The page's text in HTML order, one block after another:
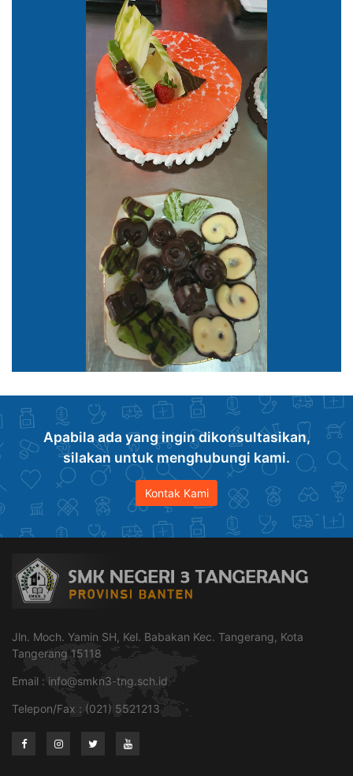
Apabila ada yang ingin dikonsultasikan,
silakan untuk menghubungi kami.
Kontak Kami
Jln. Moch. Yamin SH, Kel. Babakan Kec. Tangerang, Kota
Tangerang 15118
Email : info@smkn3-tng.sch.id
Telepon/Fax : (021) 5521213